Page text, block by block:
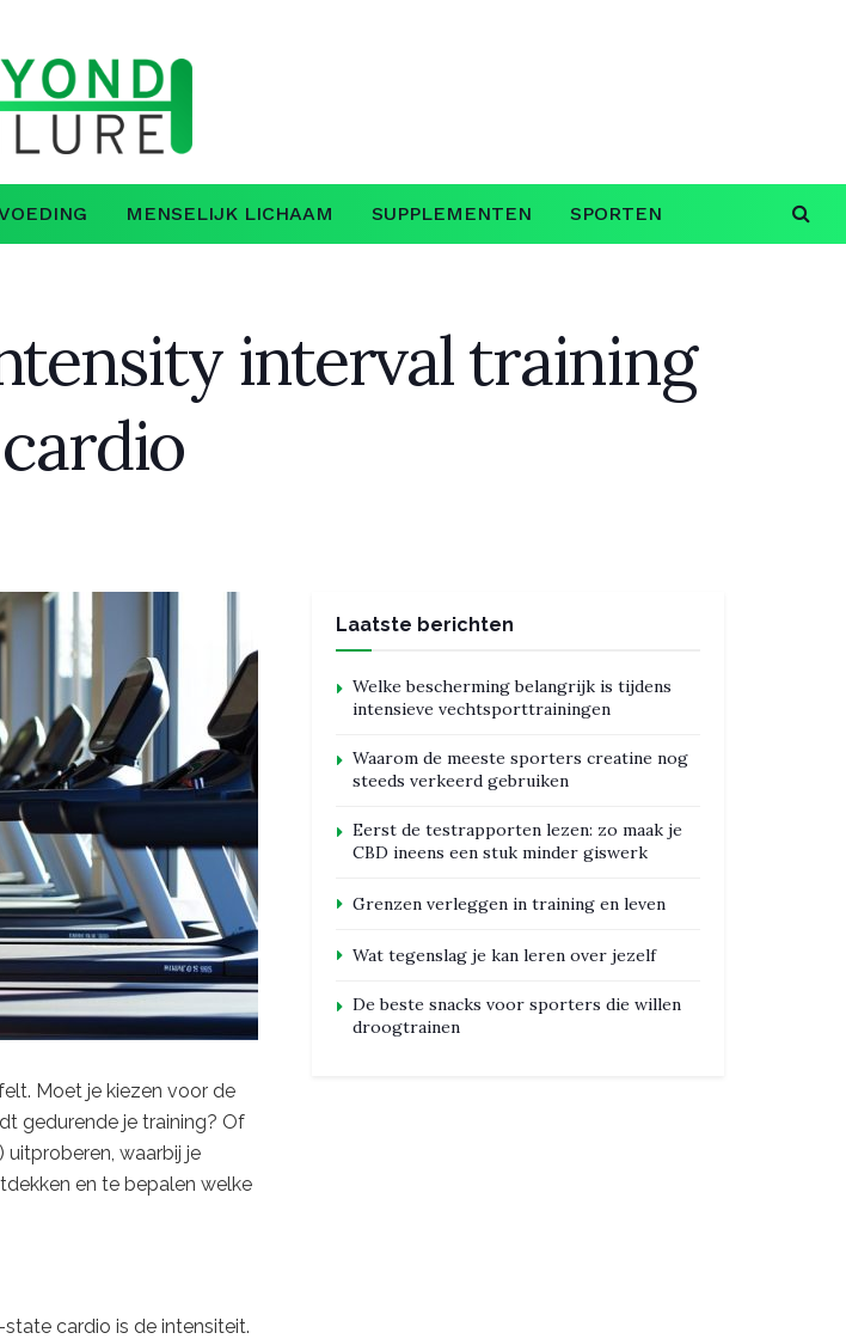
MENSELIJK LICHAAM SUPPLEMENTEN SPORTEN
interval training
Moet je kiezen voor de
gedurende je training? Of
waarbij je
en te bepalen welke
cardio is de intensiteit.
Laatste berichten
Welke bescherming belangrijk is tijdens
intensieve vechtsporttrainingen
Waarom de meeste sporters creatine nog
steeds verkeerd gebruiken
Eerst de testrapporten lezen: zo maak je
CBD ineens een stuk minder giswerk
Grenzen verleggen in training en leven
Wat tegenslag je kan leren over jezelf
De beste snacks voor sporters die willen
droogtrainen